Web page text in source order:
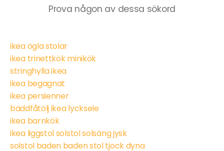
Prova någon av dessa sökord
ikea ögla stolar
ikea trinettkök minikök
stringhylla ikea
ikea begagnat
ikea persienner
bäddfåtölj ikea lycksele
ikea barnkök
ikea liggstol solstol solsäng jysk
solstol baden baden stol tjock dyna